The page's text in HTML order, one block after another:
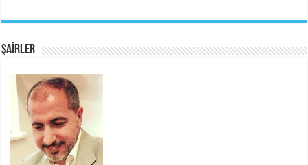
SATILMIŞ ÜMİT ÇETİNKAYA
Erkenlik...
ŞAİRLER